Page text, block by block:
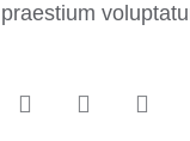
praestium